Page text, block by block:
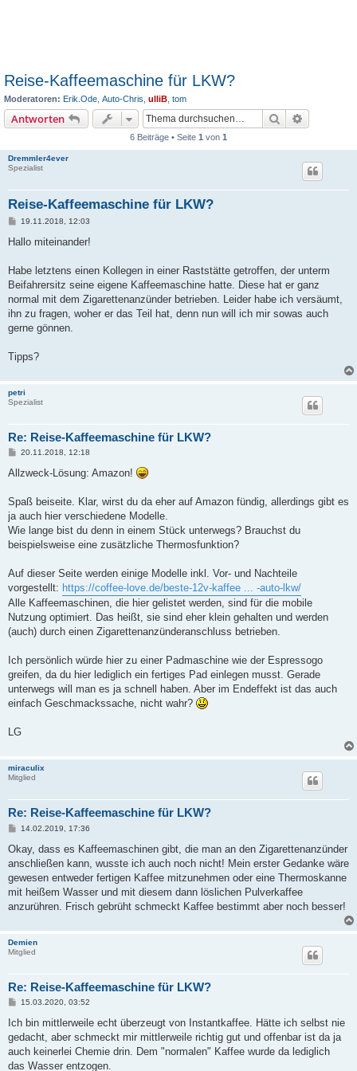
Reise-Kaffeemaschine für LKW?
Moderatoren: Erik.Ode Auto-Chris ulliB tom
Antworten Suche
6 Beiträge • Seite 1 von 1
Dremmler4ever
Spezialist
Reise-Kaffeemaschine für LKW?
B
i
a
19.11.2018, 12:03
Hallo miteinander!
Habe letztens einen Kollegen in einer Raststätte getroffen, der unterm
Beifahrersitz seine eigene Kaffeemaschine hatte. Diese hat er ganz
normal mit dem Zigarettenanzünder betrieben. Leider habe ich versäumt,
ihn zu fragen, woher er das Teil hat, denn nun will ich mir sowas auch
gerne gönnen.
Tipps?
petri
Spezialist
Re: Reise-Kaffeemaschine für LKW?
B
i
a
20.11.2018, 12:18
Allzweck-Lösung: Amazon!
Spaß beiseite. Klar, wirst du da eher auf Amazon fündig, allerdings gibt es
ja auch hier verschiedene Modelle.
Wie lange bist du denn in einem Stück unterwegs? Brauchst du
beispielsweise eine zusätzliche Thermosfunktion?
Auf dieser Seite werden einige Modelle inkl. Vor- und Nachteile
vorgestellt: https://coffee-love.de/beste-12v-kaffee ... -auto-lkw/
Alle Kaffeemaschinen, die hier gelistet werden, sind für die mobile
Nutzung optimiert. Das heißt, sie sind eher klein gehalten und werden
(auch) durch einen Zigarettenanzünderanschluss betrieben.
Ich persönlich würde hier zu einer Padmaschine wie der Espressogo
greifen, da du hier lediglich ein fertiges Pad einlegen musst. Gerade
unterwegs will man es ja schnell haben. Aber im Endeffekt ist das auch
einfach Geschmackssache, nicht wahr?
LG
miraculix
Mitglied
Re: Reise-Kaffeemaschine für LKW?
B
i
r
a
14.02.2019, 17:36
Okay, dass es Kaffeemaschinen gibt, die man an den Zigarettenanzünder
anschließen kann, wusste ich auch noch nicht! Mein erster Gedanke wäre
gewesen entweder fertigen Kaffee mitzunehmen oder eine Thermoskanne
mit heißem Wasser und mit diesem dann löslichen Pulverkaffee
anzurühren. Frisch gebrüht schmeckt Kaffee bestimmt aber noch besser!
Demien
Mitglied
Re: Reise-Kaffeemaschine für LKW?
B
i
r
a
15.03.2020, 03:52
Ich bin mittlerweile echt überzeugt von Instantkaffee. Hätte ich selbst nie
gedacht, aber schmeckt mir mittlerweile richtig gut und offenbar ist da ja
auch keinerlei Chemie drin. Dem "normalen" Kaffee wurde da lediglich
das Wasser entzogen.